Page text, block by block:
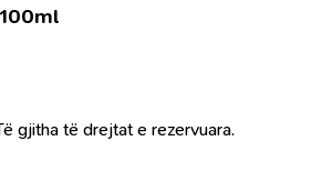
gjitha të drejtat e rezervuara.